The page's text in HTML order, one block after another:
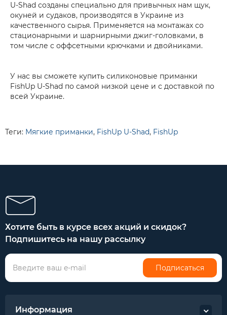
U-Shad созданы специально для привычных нам щук,
окуней и судаков, производятся в Украине из
качественного сырья. Применяется на монтажах со
стационарными и шарнирными джиг-головками, в
том числе с оффсетными крючками и двойниками.
У нас вы сможете купить силиконовые приманки
FishUp U-Shad по самой низкой цене и с доставкой по
всей Украине.
Теги: Мягкие приманки, FishUp U-Shad, FishUp
Хотите быть в курсе всех акций и скидок?
Подпишитесь на нашу рассылку
Подписаться
Информация